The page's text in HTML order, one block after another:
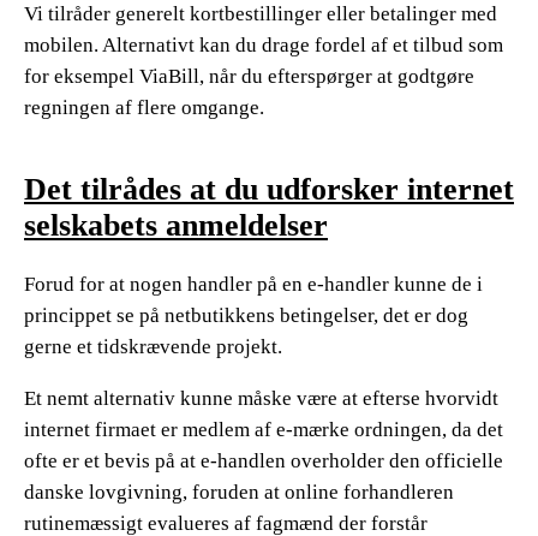
Vi tilråder generelt kortbestillinger eller betalinger med
mobilen. Alternativt kan du drage fordel af et tilbud som
for eksempel ViaBill, når du efterspørger at godtgøre
regningen af flere omgange.
Det tilrådes at du udforsker internet
selskabets anmeldelser
Forud for at nogen handler på en e-handler kunne de i
princippet se på netbutikkens betingelser, det er dog
gerne et tidskrævende projekt.
Et nemt alternativ kunne måske være at efterse hvorvidt
internet firmaet er medlem af e-mærke ordningen, da det
ofte er et bevis på at e-handlen overholder den officielle
danske lovgivning, foruden at online forhandleren
rutinemæssigt evalueres af fagmænd der forstår